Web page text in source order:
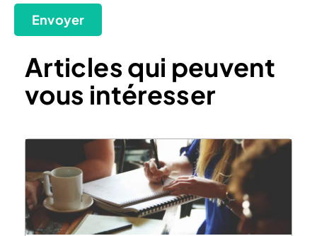
Envoyer
Articles qui peuvent
vous intéresser